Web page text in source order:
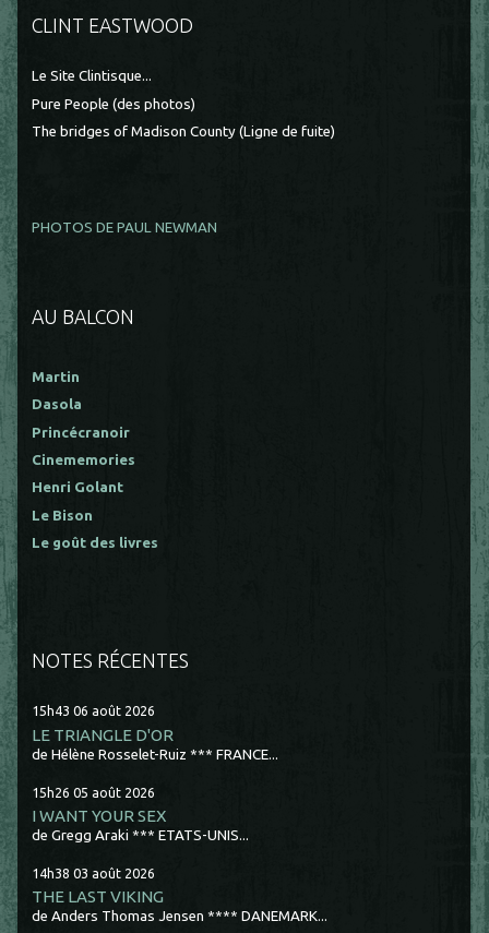
CLINT EASTWOOD
Le Site Clintisque...
Pure People (des photos)
The bridges of Madison County (Ligne de fuite)
PHOTOS DE PAUL NEWMAN
AU BALCON
Martin
Dasola
Princécranoir
Cinememories
Henri Golant
Le Bison
Le goût des livres
NOTES RÉCENTES
15h43 06 août 2026
LE TRIANGLE D'OR
de Hélène Rosselet-Ruiz *** FRANCE...
15h26 05 août 2026
I WANT YOUR SEX
de Gregg Araki *** ETATS-UNIS...
14h38 03 août 2026
THE LAST VIKING
de Anders Thomas Jensen **** DANEMARK...